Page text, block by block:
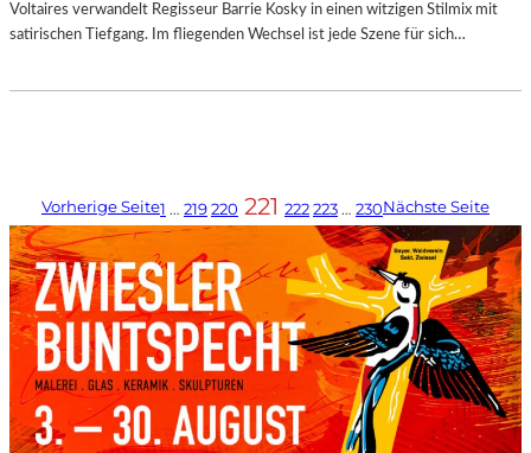
Voltaires verwandelt Regisseur Barrie Kosky in einen witzigen Stilmix mit
satirischen Tiefgang. Im fliegenden Wechsel ist jede Szene für sich…
Vorherige Seite1 … 219220 221 222223 … 230Nächste Seite